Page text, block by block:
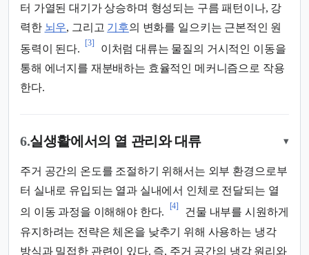
터 가열된 대기가 상승하며 형성되는 구름 패턴이나, 강
력한 뇌우, 그리고 기후의 변화를 일으키는 근본적인 원
동력이 된다.
[3]
이처럼 대류는 물질의 거시적인 이동을
통해 에너지를 재분배하는 효율적인 메커니즘으로 작용
한다.
6.실생활에서의 열 관리와 대류 ▾
주거 공간의 온도를 조절하기 위해서는 외부 환경으로부
터 실내로 유입되는 열과 실내에서 인체로 전달되는 열
의 이동 과정을 이해해야 한다.
[4]
건물 내부를 시원하게
유지하려는 전략은 체온을 낮추기 위해 사용하는 냉각
방식과 밀접한 관련이 있다. 즉, 주거 공간의 냉각 원리와